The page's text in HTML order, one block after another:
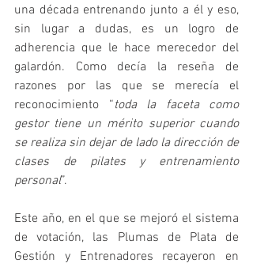
una década entrenando junto a él y eso,
sin lugar a dudas, es un logro de
adherencia que le hace merecedor del
galardón. Como decía la reseña de
razones por las que se merecía el
reconocimiento “toda la faceta como
gestor tiene un mérito superior cuando
se realiza sin dejar de lado la dirección de
clases de pilates y entrenamiento
personal”.
Este año, en el que se mejoró el sistema
de votación, las Plumas de Plata de
Gestión y Entrenadores recayeron en